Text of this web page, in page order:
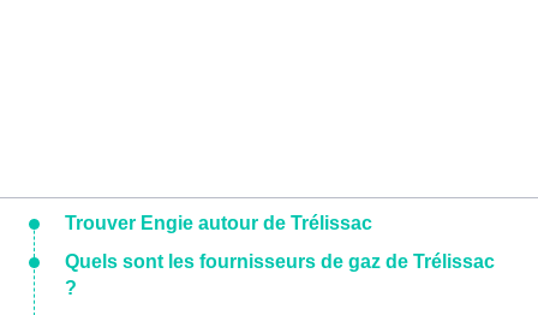
Trouver Engie autour de Trélissac
Quels sont les fournisseurs de gaz de Trélissac
?